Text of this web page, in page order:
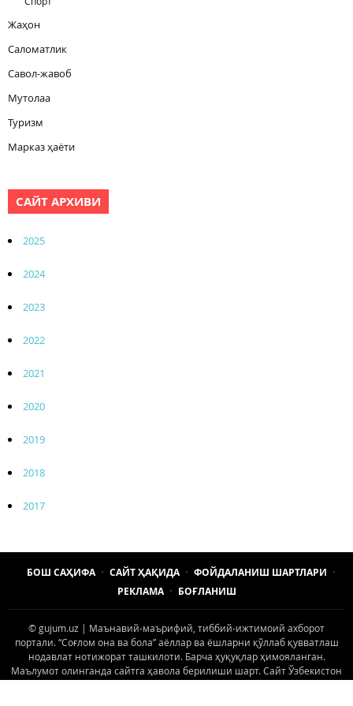
Жаҳон
Саломатлик
Савол-жавоб
Мутолаа
Туризм
Марказ ҳаёти
САЙТ АРХИВИ
2025
2024
2023
2022
2021
2020
2019
2018
2017
БОШ САҲИФА САЙТ ҲАҚИДА
ФОЙДАЛАНИШ ШАРТЛАРИ
РЕКЛАМА
БОҒЛАНИШ
© gujum.uz | Маънавий-маърифий, тиббий-ижтимоий ахборот
портали. “Соғлом она ва бола” аёллар ва ёшларни қўллаб қувватлаш
нодавлат нотижорат ташкилоти. Барча ҳуқуқлар ҳимояланган.
Маълумот олинганда сайтга ҳавола берилиши шарт. Сайт Ўзбекистон